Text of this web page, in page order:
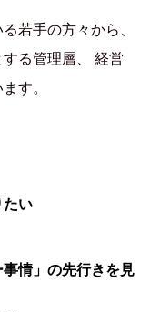
若手の方々から、
る管理層、 経営
す。
たい
事情」の先行きを見